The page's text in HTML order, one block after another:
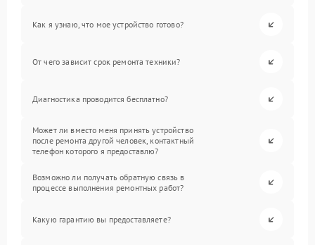
Как я узнаю, что мое устройство готово?
От чего зависит срок ремонта техники?
Диагностика проводится бесплатно?
Может ли вместо меня принять устройство
после ремонта другой человек, контактный
телефон которого я предоставлю?
Возможно ли получать обратную связь в
процессе выполнения ремонтных работ?
Какую гарантию вы предоставляете?